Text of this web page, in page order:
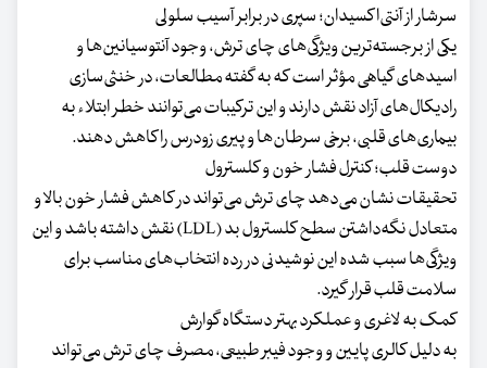
سرشار از آنتی‌اکسیدان؛ سپری در برابر آسیب سلولی
یکی از برجسته‌ترین ویژگی‌های چای ترش، وجود آنتوسیانین‌ها و
اسید‌های گیاهی مؤثر است که به گفته مطالعات، در خنثی‌سازی
رادیکال‌های آزاد نقش دارند و این ترکیبات می‌توانند خطر ابتلاء به
بیماری‌های قلبی، برخی سرطان‌ها و پیری زودرس را کاهش دهند.
دوست قلب؛ کنترل فشار خون و کلسترول
تحقیقات نشان می‌دهد چای ترش می‌تواند در کاهش فشار خون بالا و
متعادل نگه‌داشتن سطح کلسترول بد (LDL) نقش داشته باشد و این
ویژگی‌ها سبب شده این نوشیدنی در رده انتخاب‌های مناسب برای
سلامت قلب قرار گیرد.
کمک به لاغری و عملکرد بهتر دستگاه گوارش
به دلیل کالری پایین و وجود فیبر طبیعی، مصرف چای ترش می‌تواند